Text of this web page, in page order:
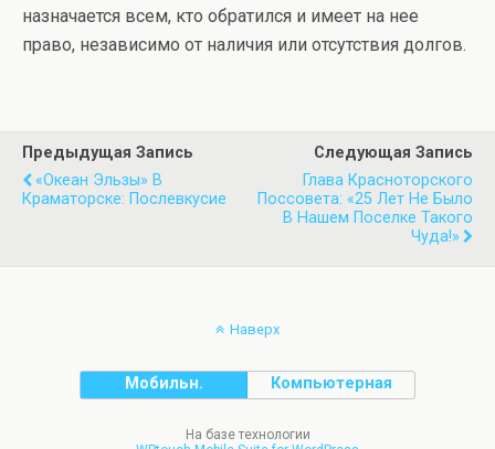
назначается всем, кто обратился и имеет на нее
право, независимо от наличия или отсутствия долгов.
Предыдущая Запись
«Океан Эльзы» В
Краматорске: Послевкусие
Следующая Запись
Глава Красноторского
Поссовета: «25 Лет Не Было
В Нашем Поселке Такого
Чуда!»
Наверх
Мобильн. Компьютерная
На базе технологии